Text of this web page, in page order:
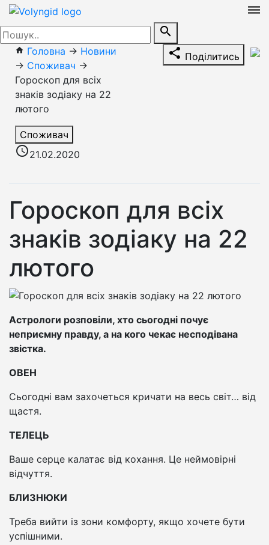
dehaze
search
home Головна → Новини
→ Споживач →
Гороскоп для всіх
знаків зодіаку на 22
лютого
Споживач
access_time21.02.2020
share Поділитись
Гороскоп для всіх
знаків зодіаку на 22
лютого
Астрологи розповіли, хто сьогодні почує
неприємну правду, а на кого чекає несподівана
звістка.
ОВЕН
Сьогодні вам захочеться кричати на весь світ… від
щастя.
ТЕЛЕЦЬ
Ваше серце калатає від кохання. Це неймовірні
відчуття.
БЛИЗНЮКИ
Треба вийти із зони комфорту, якщо хочете бути
успішними.